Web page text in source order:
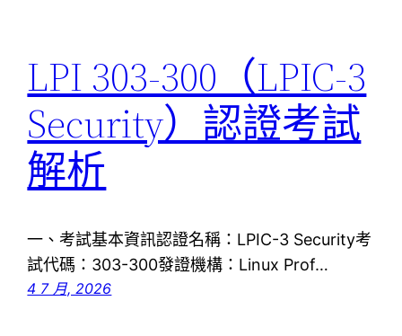
LPI 303-300（LPIC-3
Security）認證考試
解析
一、考試基本資訊認證名稱：LPIC-3 Security考
試代碼：303-300發證機構：Linux Prof…
4 7 月, 2026